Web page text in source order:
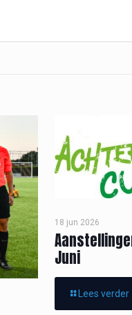
18 jun 2026
Juni
Lees verder